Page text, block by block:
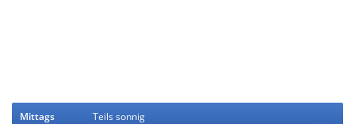
Mittags Teils sonnig